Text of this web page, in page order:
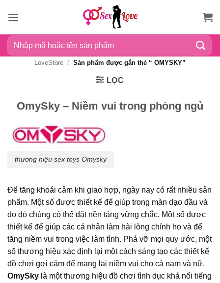
qua
dung
Tìm
kiếm:
LoveStore / Sản phẩm được gắn thẻ “ OMYSKY”
LỌC
OmySky – Niềm vui trong phòng ngủ
thương hiệu sex toys Omysky
Để tăng khoái cảm khi giao hợp, ngày nay có rất nhiều sản
phẩm. Một số được thiết kế để giúp trong màn dạo đầu và
do đó chúng có thể đặt nền tảng vững chắc. Một số được
thiết kế để giúp các cá nhân làm hài lòng chính họ và để
tăng niềm vui trong việc làm tình. Phá vỡ mọi quy ước, một
số thương hiệu xác định lại một cách sáng tạo các thiết kế
đồ chơi gợi cảm để mang lại niềm vui cho cả nam và nữ.
OmySky là một thương hiệu đồ chơi tình dục khá nổi tiếng